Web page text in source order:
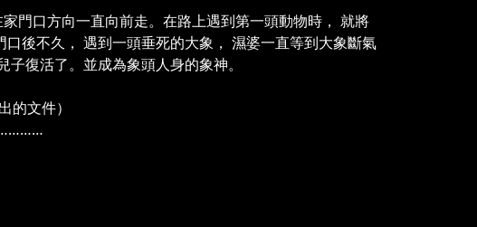
門口方向一直向前走。在路上遇到第一頭動物時， 就將
後不久， 遇到一頭垂死的大象， 濕婆一直等到大象斷氣
復活了。並成為象頭人身的象神。
的文件）